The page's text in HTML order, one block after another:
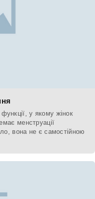
у якому жінок
менструації
вона не є самостійною